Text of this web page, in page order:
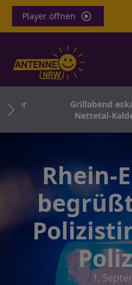
Player öffnen
Grillabend
Nettetal-
Rhein-
1.